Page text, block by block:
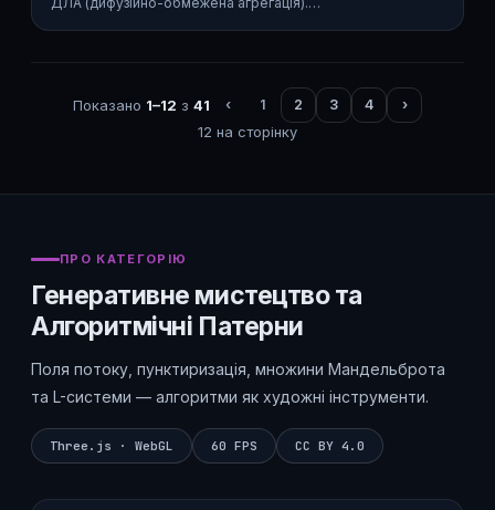
Показано 1–12 з 41 ‹ 1 2 3 4 ›
12 на сторінку
ПРО КАТЕГОРІЮ
Генеративне мистецтво та
Алгоритмічні Патерни
Поля потоку, пунктиризація, множини Мандельброта
та L-системи — алгоритми як художні інструменти.
Three.js · WebGL 60 FPS CC BY 4.0